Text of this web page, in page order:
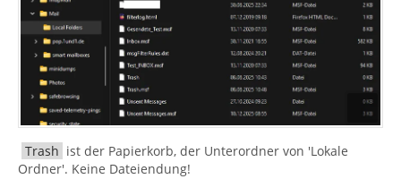
Trash ist der Papierkorb, der Unterordner von 'Lokale
Ordner'. Keine Dateiendung!